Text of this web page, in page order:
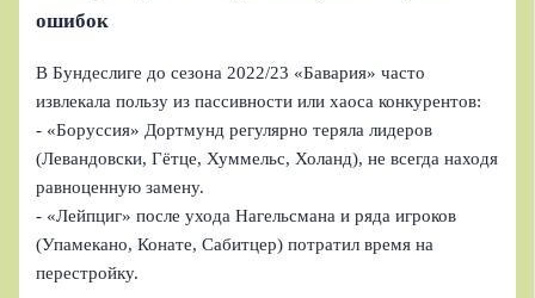
ошибок
В Бундеслиге до сезона 2022/23 «Бавария» часто
извлекала пользу из пассивности или хаоса конкурентов:
- «Боруссия» Дортмунд регулярно теряла лидеров
(Левандовски, Гётце, Хуммельс, Холанд), не всегда находя
равноценную замену.
- «Лейпциг» после ухода Нагельсмана и ряда игроков
(Упамекано, Конате, Сабитцер) потратил время на
перестройку.